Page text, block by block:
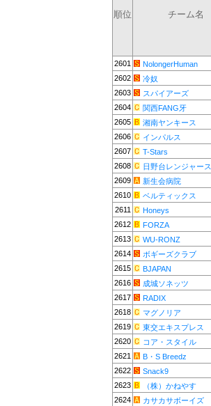
順位 チーム名
2601 NolongerHuman
2602
冷奴
2603
スパイアーズ
2604
関西FANG牙
2605
湘南ヤンキース
2606
インパルス
2607
T-Stars
2608
日野台レンジャース
2609
新生会病院
2610
ベルティックス
2611
Honeys
2612
FORZA
2613
WU-RONZ
2614
ボギーズクラブ
2615
BJAPAN
2616
成城ソネッツ
2617
RADIX
2618
マグノリア
2619
東交エキスプレス
2620
コア・スタイル
2621
B・S Breedz
2622
Snack9
2623
（株）かねやす
2624
カサカサボーイズ